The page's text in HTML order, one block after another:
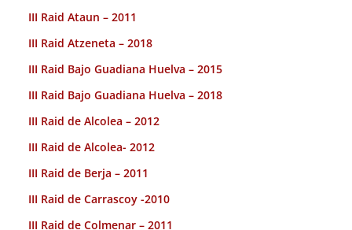
III Raid Ataun – 2011
III Raid Atzeneta – 2018
III Raid Bajo Guadiana Huelva – 2015
III Raid Bajo Guadiana Huelva – 2018
III Raid de Alcolea – 2012
III Raid de Alcolea- 2012
III Raid de Berja – 2011
III Raid de Carrascoy -2010
III Raid de Colmenar – 2011